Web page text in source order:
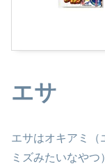
エサ
エサはオキアミ（
ミズみたいなやつ